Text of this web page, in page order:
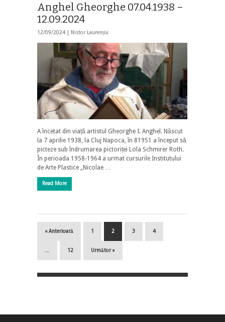
Anghel Gheorghe 07.04.1938 –
12.09.2024
12/09/2024 | Nistor Laurențiu
A încetat din viață artistul Gheorghe I. Anghel. Născut
la 7 aprilie 1938, la Cluj Napoca, în 81951 a început să
picteze sub îndrumarea pictoriței Lola Schmirer Roth.
În perioada 1958-1964 a urmat cursurile Institutului
de Arte Plastice „Nicolae …
Read More
« Anterioară 1 2 3 4
12 Următor »